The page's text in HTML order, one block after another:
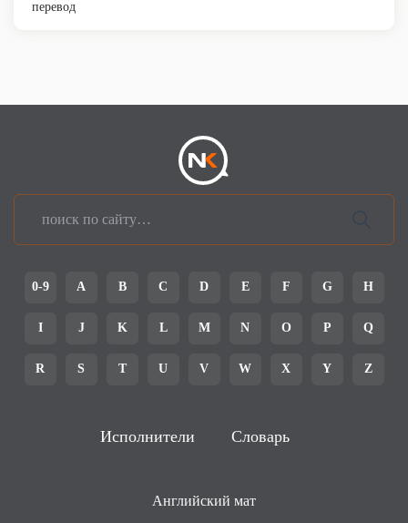
перевод
0-9 A B C D E F G H
I J K L M N O P Q
R S T U V W X Y Z
Исполнители Словарь
Английский мат